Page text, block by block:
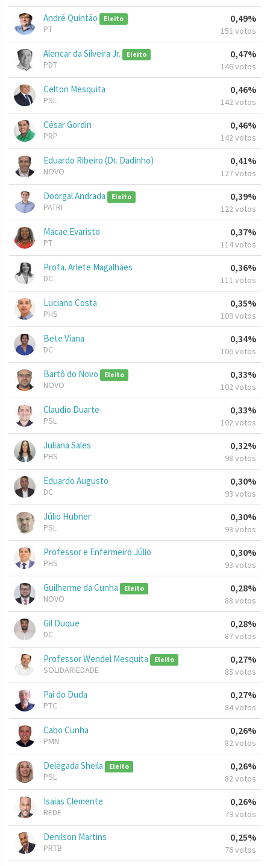
André Quintão Eleito
PT
0,49%
151 votos
Alencar da Silveira Jr. Eleito
PDT
0,47%
146 votos
Celton Mesquita
PSL
0,46%
142 votos
César Gordin
PRP
0,46%
142 votos
Eduardo Ribeiro (Dr. Dadinho)
NOVO
0,41%
127 votos
Doorgal Andrada Eleito
PATRI
0,39%
122 votos
Macae Evaristo
PT
0,37%
114 votos
Profa. Arlete Magalhães
DC
0,36%
111 votos
Luciano Costa
PHS
0,35%
109 votos
Bete Viana
DC
0,34%
106 votos
Bartô do Novo Eleito
NOVO
0,33%
102 votos
Claudio Duarte
PSL
0,33%
102 votos
Juliana Sales
PHS
0,32%
98 votos
Eduardo Augusto
DC
0,30%
93 votos
Júlio Hubner
PSL
0,30%
93 votos
Professor e Enfermeiro Júlio
PHS
0,30%
93 votos
Guilherme da Cunha Eleito
NOVO
0,28%
88 votos
Gil Duque
DC
0,28%
87 votos
Professor Wendel Mesquita Eleito
SOLIDARIEDADE
0,27%
85 votos
Pai do Duda
PTC
0,27%
84 votos
Cabo Cunha
PMN
0,26%
82 votos
Delegada Sheila Eleito
PSL
0,26%
82 votos
Isaias Clemente
REDE
0,26%
79 votos
Denilson Martins
PRTB
0,25%
76 votos